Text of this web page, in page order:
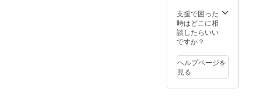
支援で困った
時はどこに相
談したらいい
ですか？
ヘルプページを
見る